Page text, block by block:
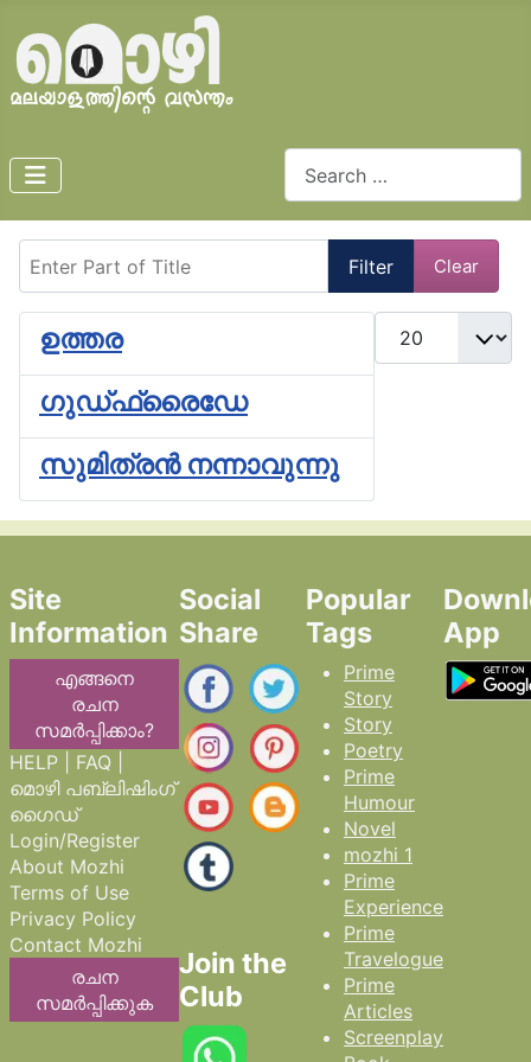
Filter Clear
ഉത്തര
ഗുഡ്ഫ്രൈഡേ
സുമിത്രൻ നന്നാവുന്നു
Site
Information
എങ്ങനെ
രചന
സമർപ്പിക്കാം?
HELP | FAQ |
മൊഴി പബ്ലിഷിംഗ്
ഗൈഡ്
Login/Register
About Mozhi
Terms of Use
Privacy Policy
Contact Mozhi
രചന
സമർപ്പിക്കുക
Social
Share
Join the
Club
Popular
Tags
Prime
Story
Story
Poetry
Prime
Humour
Novel
mozhi 1
Prime
Experience
Prime
Travelogue
Prime
Articles
Screenplay
App